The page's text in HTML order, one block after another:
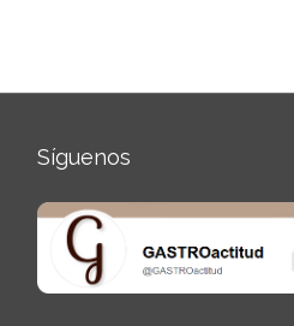
Síguenos